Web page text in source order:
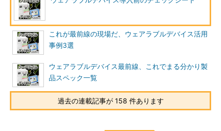
これが最前線の現場だ、ウェアラブルデバイス活用
事例3選
ウェアラブルデバイス最前線、これでまる分かり製
品スペック一覧
過去の連載記事が 158 件あります